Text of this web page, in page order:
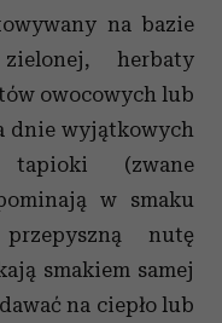
na bazie
herbaty
owocowych lub
dnie wyjątkowych
(zwane
w smaku
nutę
smakiem samej
na ciepło lub